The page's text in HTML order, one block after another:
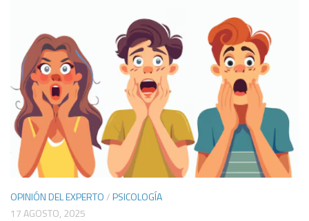
OPINIÓN DEL EXPERTO/PSICOLOGÍA
17 AGOSTO, 2025